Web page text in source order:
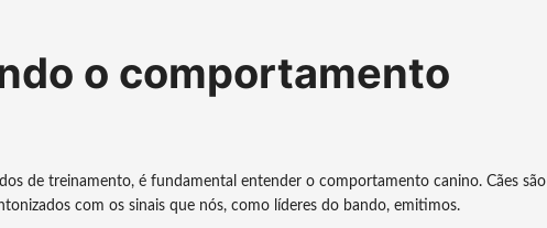
o comportamento
de treinamento, é fundamental entender o comportamento canino. Cães são
com os sinais que nós, como líderes do bando, emitimos.